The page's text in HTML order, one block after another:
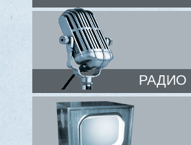
РАДИО